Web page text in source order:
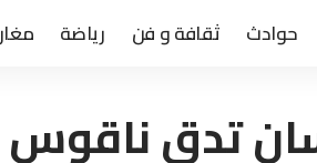
حوادث ثقافة و فن رياضة
تدق ناقوس